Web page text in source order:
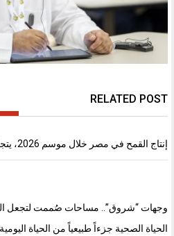
RELATED POST
إنتاج القمح في مصر خلال موسم 2026، يتجاوز 10 ملايين طن
وجهات “شروق”.. مساحات صُممت لتجعل
الحياة الصحية جزءاً طبيعياً من الحياة اليومية